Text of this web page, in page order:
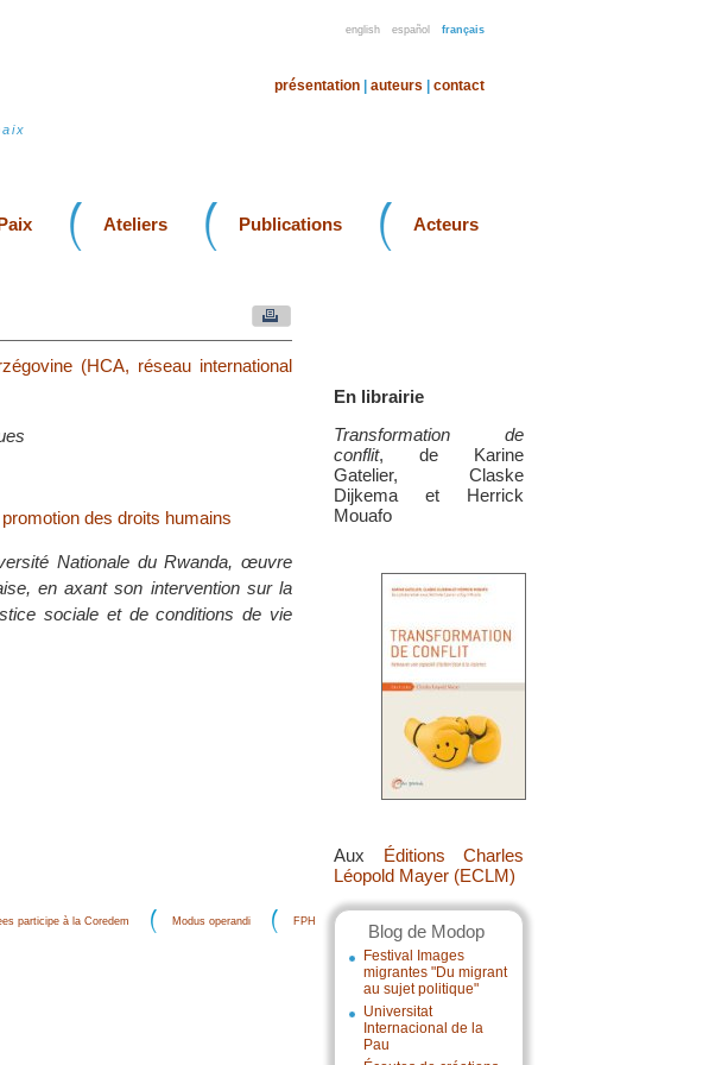
english español français
présentation auteurs contact
Ateliers Publications Acteurs
En librairie
Transformation de
conflit, de Karine
Gatelier, Claske
Dijkema et Herrick
Mouafo
Aux Éditions Charles
Léopold Mayer (ECLM)
Blog de Modop
Festival Images
migrantes "Du migrant
au sujet politique"
Universitat
Internacional de la
Pau
(HCA, réseau international
des droits humains
Nationale du Rwanda, œuvre
en axant son intervention sur la
sociale et de conditions de vie
participe à la Coredem Modus operandi FPH